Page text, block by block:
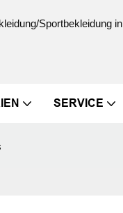
Sportbekleidung in
SERVICE